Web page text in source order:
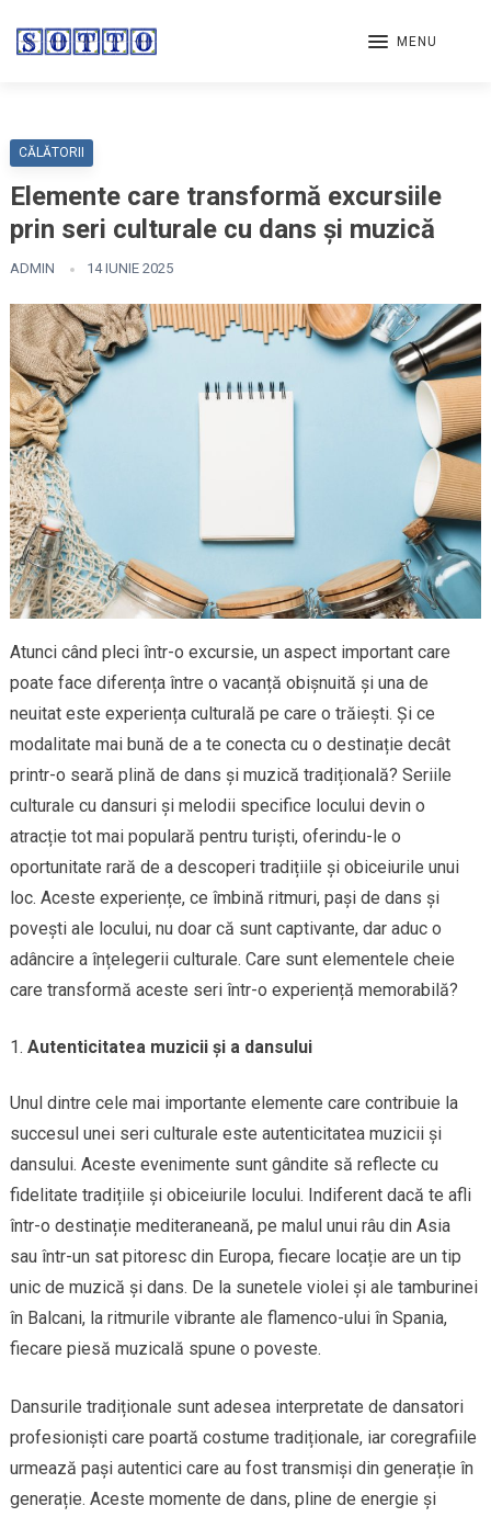
MENU
CĂLĂTORII
Elemente care transformă excursiile
prin seri culturale cu dans și muzică
ADMIN 14 IUNIE 2025
Atunci când pleci într-o excursie, un aspect important care
poate face diferența între o vacanță obișnuită și una de
neuitat este experiența culturală pe care o trăiești. Și ce
modalitate mai bună de a te conecta cu o destinație decât
printr-o seară plină de dans și muzică tradițională? Seriile
culturale cu dansuri și melodii specifice locului devin o
atracție tot mai populară pentru turiști, oferindu-le o
oportunitate rară de a descoperi tradițiile și obiceiurile unui
loc. Aceste experiențe, ce îmbină ritmuri, pași de dans și
povești ale locului, nu doar că sunt captivante, dar aduc o
adâncire a înțelegerii culturale. Care sunt elementele cheie
care transformă aceste seri într-o experiență memorabilă?
Autenticitatea muzicii și a dansului
Unul dintre cele mai importante elemente care contribuie la
succesul unei seri culturale este autenticitatea muzicii și
dansului. Aceste evenimente sunt gândite să reflecte cu
fidelitate tradițiile și obiceiurile locului. Indiferent dacă te afli
într-o destinație mediteraneană, pe malul unui râu din Asia
sau într-un sat pitoresc din Europa, fiecare locație are un tip
unic de muzică și dans. De la sunetele violei și ale tamburinei
în Balcani, la ritmurile vibrante ale flamenco-ului în Spania,
fiecare piesă muzicală spune o poveste.
Dansurile tradiționale sunt adesea interpretate de dansatori
profesioniști care poartă costume tradiționale, iar coregrafiile
urmează pași autentici care au fost transmiși din generație în
generație. Aceste momente de dans, pline de energie și